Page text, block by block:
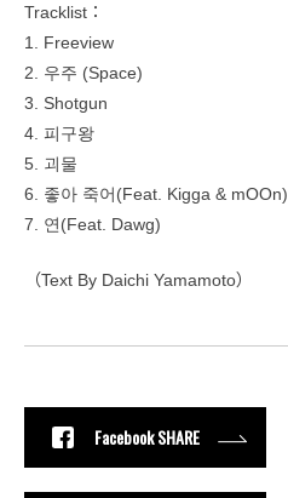
Tracklist：
1. Freeview
2. 우주 (Space)
3. Shotgun
4. 피구왕
5. 괴물
6. 좋아 죽어(Feat. Kigga & mOOn)
7. 연(Feat. Dawg)
（Text By Daichi Yamamoto）
Facebook SHARE